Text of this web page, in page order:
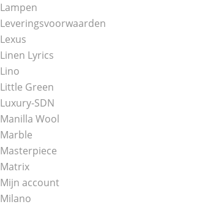
Lampen
Leveringsvoorwaarden
Lexus
Linen Lyrics
Lino
Little Green
Luxury-SDN
Manilla Wool
Marble
Masterpiece
Matrix
Mijn account
Milano